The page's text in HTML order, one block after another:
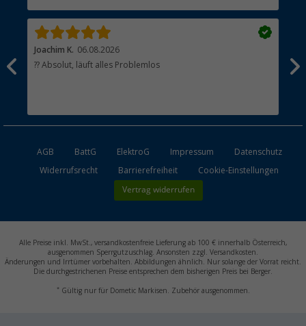
Joachim K. 06.08.2026
?? Absolut, läuft alles Problemlos
AGB BattG ElektroG Impressum
Datenschutz
Widerrufsrecht
Barrierefreiheit Cookie-Einstellungen
Vertrag widerrufen
Alle Preise inkl. MwSt., versandkostenfreie Lieferung ab 100 € innerhalb Österreich,
ausgenommen Sperrgutzuschlag. Ansonsten zzgl. Versandkosten.
Änderungen und Irrtümer vorbehalten. Abbildungen ähnlich. Nur solange der Vorrat reicht.
Die durchgestrichenen Preise entsprechen dem bisherigen Preis bei Berger.
*Gültig nur für Dometic Markisen. Zubehör ausgenommen.